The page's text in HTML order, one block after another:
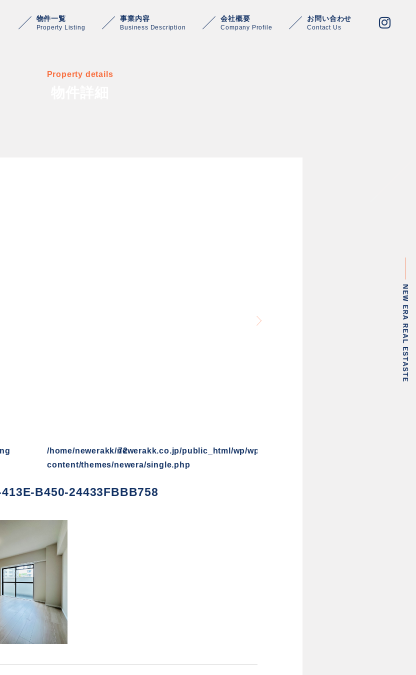
物件一覧
Property Listing
事業内容
Business Description
会社概要
Company Profile
お問い合わせ
Contact Us
Property details
/home/newerakk/newerakk.co.jp/public_html/wp/wp-
content/themes/newera/single.php
72
B450-24433FBBB758